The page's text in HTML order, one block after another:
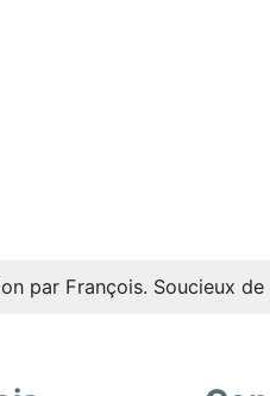
par François. Soucieux